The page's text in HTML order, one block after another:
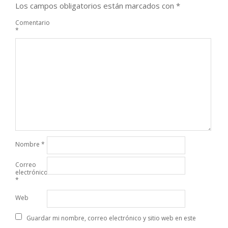
Los campos obligatorios están marcados con *
Comentario
*
Nombre *
Correo
electrónico
*
Web
Guardar mi nombre, correo electrónico y sitio web en este